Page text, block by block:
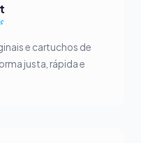
e cartuchos de
justa, rápida e